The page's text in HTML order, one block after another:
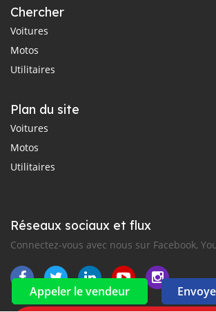
Appeler le vendeur
Chercher
Voitures
Motos
Utilitaires
Plan du site
Voitures
Motos
Utilitaires
Réseaux sociaux et flux
Connectez-vous avec nous sur Facebook,